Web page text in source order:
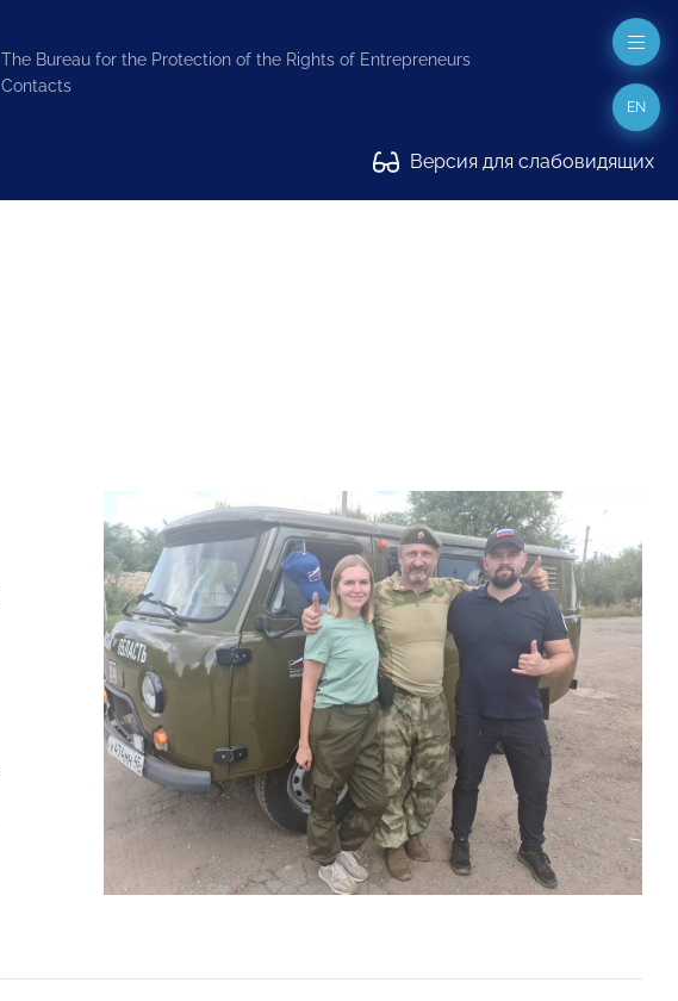
The Bureau for the Protection of the Rights of Entrepreneurs
Contacts
Версия для слабовидящих
EN